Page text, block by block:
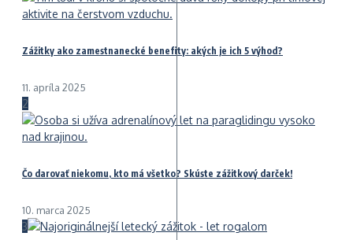
Zážitky ako zamestnanecké benefity: akých je ich 5 výhod?
11. apríla 2025
2
Čo darovať niekomu, kto má všetko? Skúste zážitkový darček!
10. marca 2025
3